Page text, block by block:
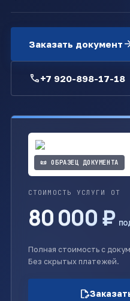
Заказать документ
call+7 920-898-17-18
📜 ОБРАЗЕЦ ДОКУМЕНТА
СТОИМОСТЬ УСЛУГИ ОТ
80 000 ₽
Полная стоимость с
Без скрытых платежей.
edit_document